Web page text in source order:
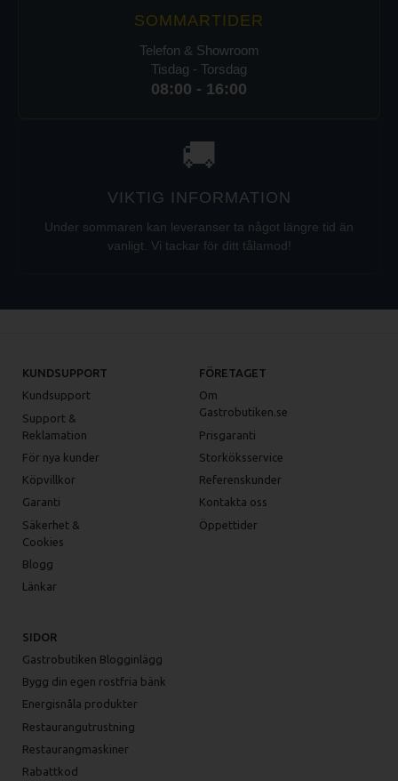
SOMMARTIDER
Telefon & Showroom
Tisdag - Torsdag
08:00 - 16:00
🚚
VIKTIG INFORMATION
Under sommaren kan leveranser ta något längre tid än
vanligt. Vi tackar för ditt tålamod!
KUNDSUPPORT
Kundsupport
Support &
Reklamation
För nya kunder
Köpvillkor
Garanti
Säkerhet &
Cookies
Blogg
Länkar
FÖRETAGET
Om
Gastrobutiken.se
Prisgaranti
Storköksservice
Referenskunder
Kontakta oss
Öppettider
SIDOR
Gastrobutiken Blogginlägg
Bygg din egen rostfria bänk
Energisnåla produkter
Restaurangutrustning
Restaurangmaskiner
Rabattkod